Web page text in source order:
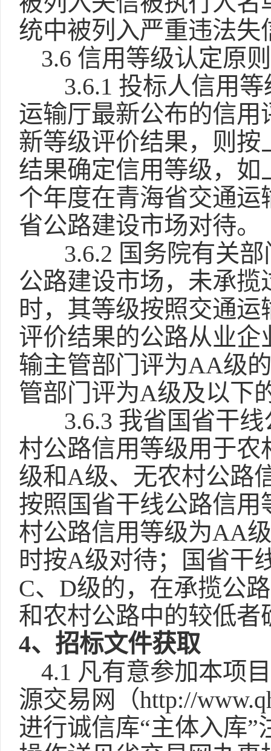
统中被列入严重违法
3.6 信用等级认定原
3.6.1 投标人信用
运输厅最新公布的信
新等级评价结果，则
结果确定信用等级，
个年度在青海省交通
省公路建设市场对待。
3.6.2 国务院有关
公路建设市场，未承
时，其等级按照交通
评价结果的公路从业
输主管部门评为AA级
管部门评为A级及以下
3.6.3 我省国省干
村公路信用等级用于
级和A级、无农村公路
按照国省干线公路信
村公路信用等级为AA
时按A级对待；国省干
C、D级的，在承揽公
和农村公路中的较低者
4、招标文件获取
4.1 凡有意参加本项
源交易网（http://
进行诚信库“主体入库